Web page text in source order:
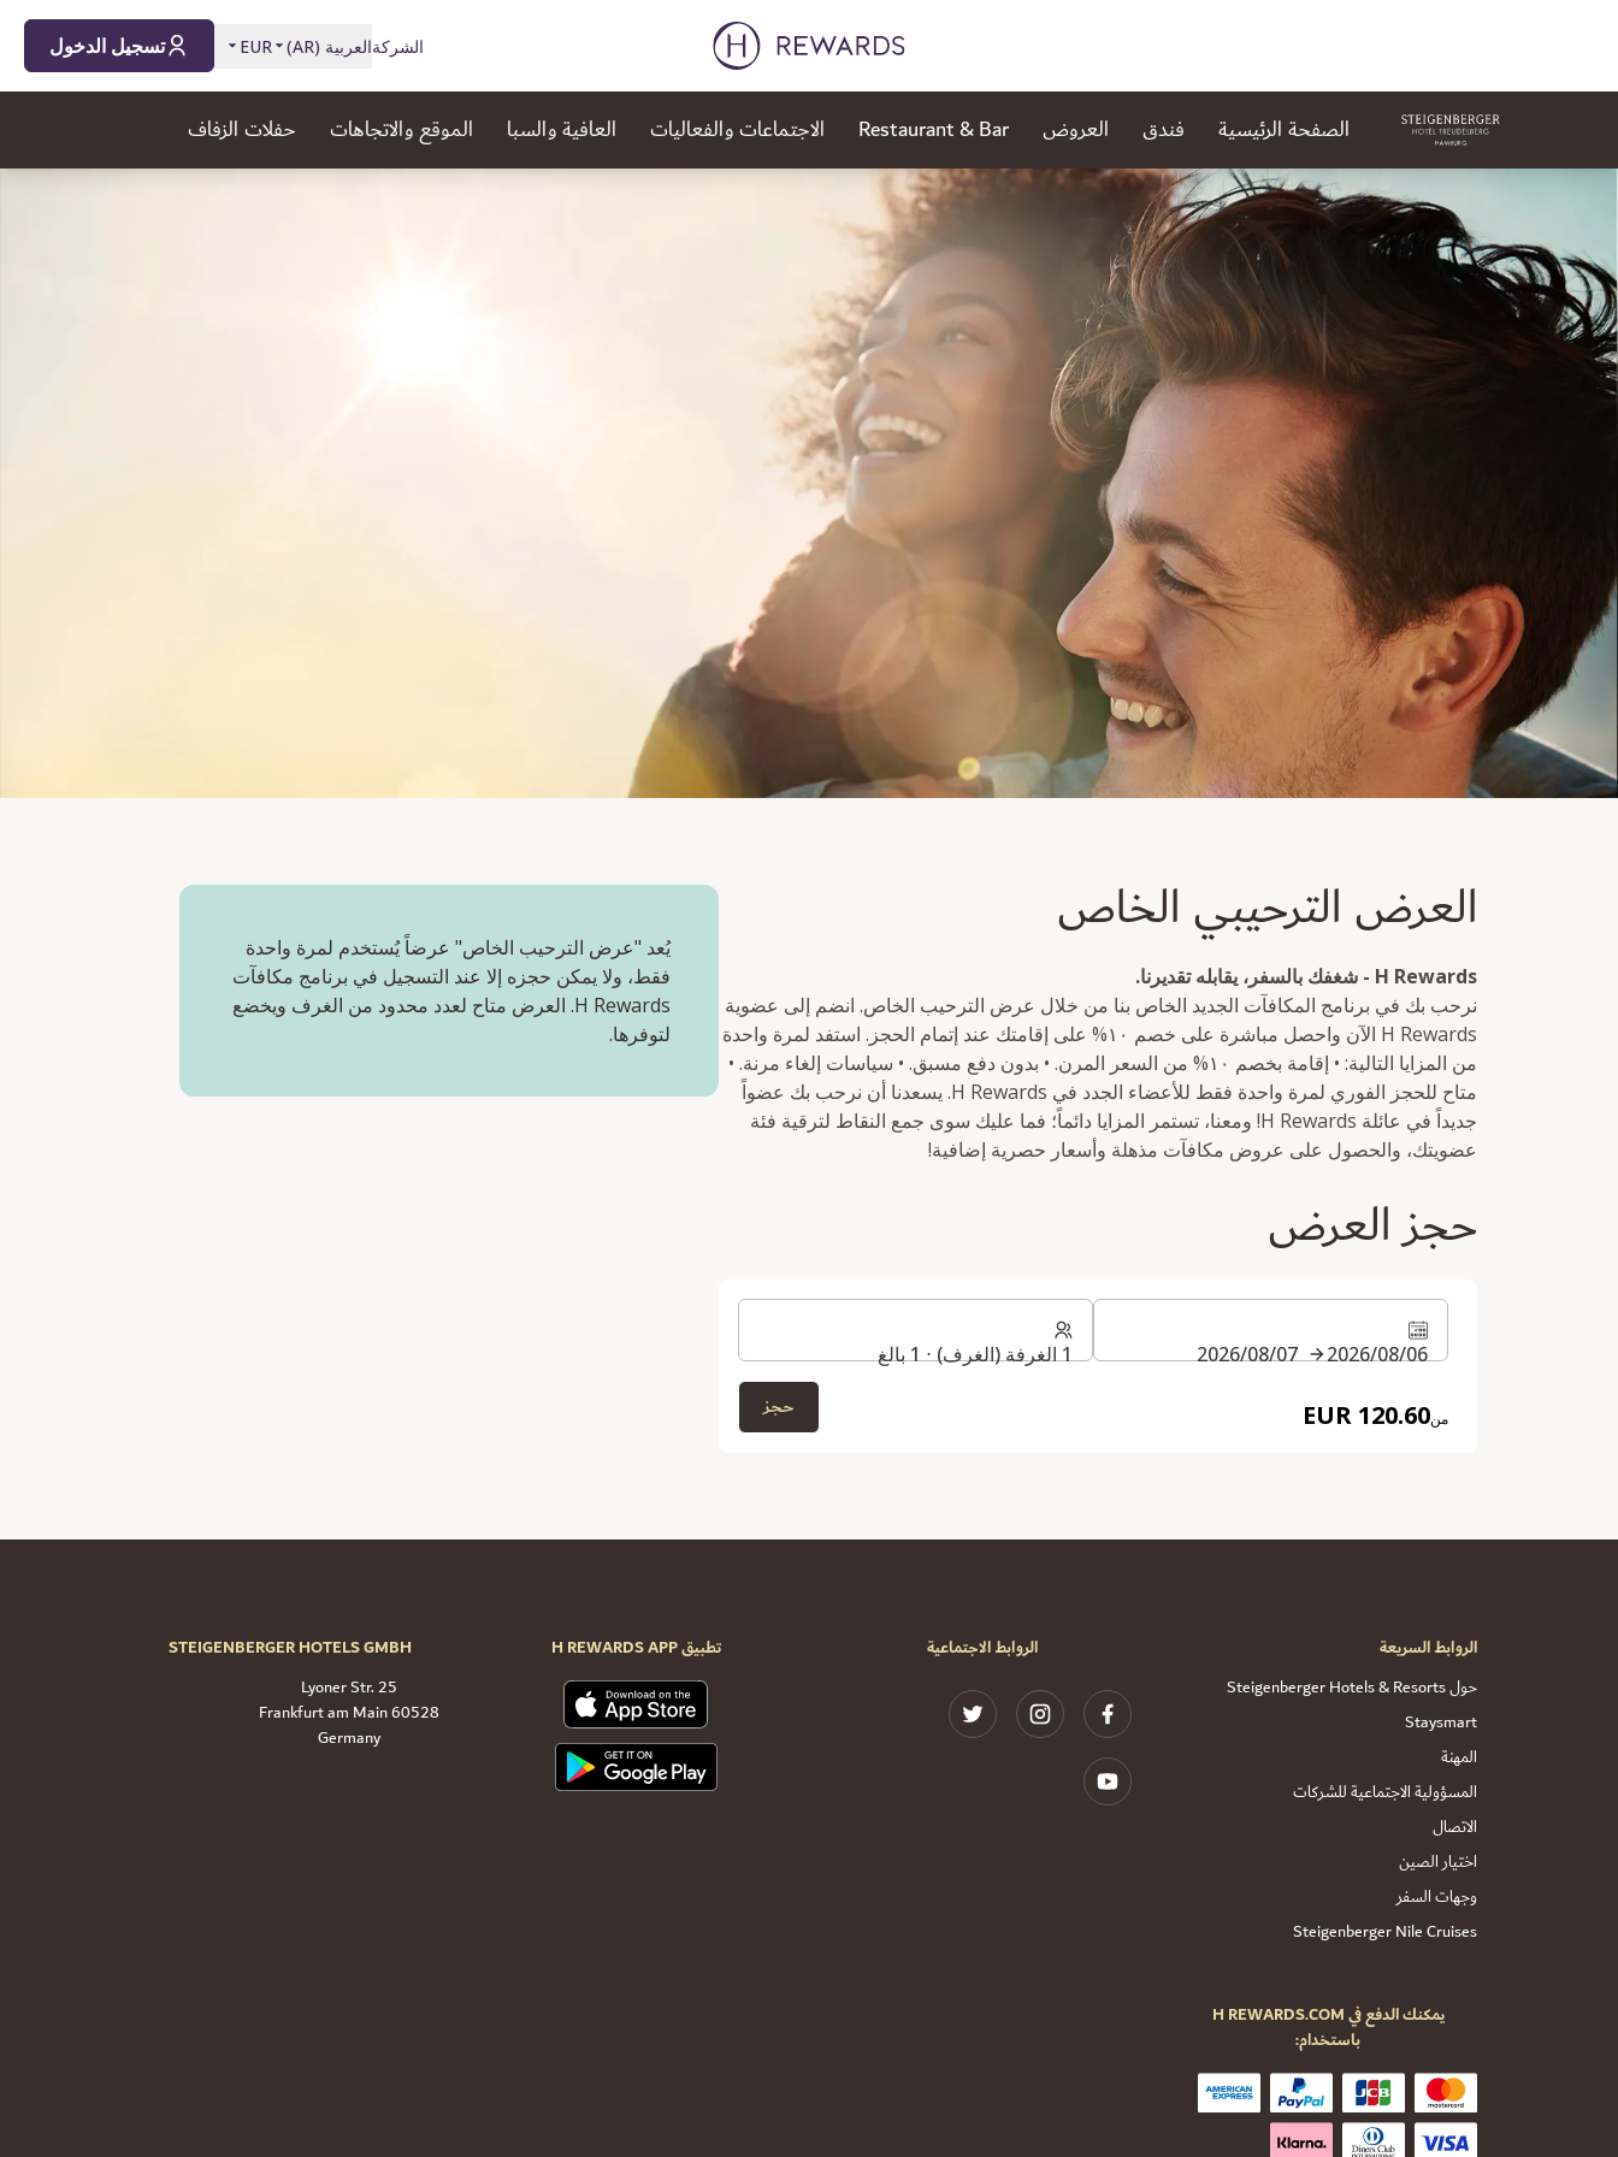
الشركةالعربية (
AR
)
EUR تسجيل الدخول
الصفحة الرئيسية فندق العروض Restaurant & Bar الاجتماعات والفعاليات العافية والسبا الموقع والاتجاهات حفلات الزفاف
العرض الترحيبي الخاص
H Rewards - شغفك بالسفر، يقابله تقديرنا.
نرحب بك في برنامج المكافآت الجديد الخاص بنا من خلال عرض الترحيب الخاص. انضم إلى عضوية
H Rewards الآن واحصل مباشرة على خصم ١٠% على إقامتك عند إتمام الحجز. استفد لمرة واحدة
من المزايا التالية: • إقامة بخصم ١٠% من السعر المرن. • بدون دفع مسبق. • سياسات إلغاء مرنة. •
متاح للحجز الفوري لمرة واحدة فقط للأعضاء الجدد في H Rewards. يسعدنا أن نرحب بك عضواً
جديداً في عائلة H Rewards! ومعنا، تستمر المزايا دائماً؛ فما عليك سوى جمع النقاط لترقية فئة
عضويتك، والحصول على عروض مكافآت مذهلة وأسعار حصرية إضافية!
حجز العرض
06‏/08‏/2026
07‏/08‏/2026
من120.60 EUR
1 الغرفة (الغرف) ⋅ 1 بالغ
حجز
يُعد "عرض الترحيب الخاص" عرضاً يُستخدم لمرة واحدة
فقط، ولا يمكن حجزه إلا عند التسجيل في برنامج مكافآت
H Rewards. العرض متاح لعدد محدود من الغرف ويخضع
لتوفرها.
الروابط السريعة
حول Steigenberger Hotels & Resorts
Staysmart
المهنة
المسؤولية الاجتماعية للشركات
الاتصال
اختيار الصين
وجهات السفر
Steigenberger Nile Cruises
الروابط الاجتماعية تطبيق H REWARDS APP
STEIGENBERGER HOTELS GMBH
Lyoner Str. 25
60528 Frankfurt am Main
Germany
يمكنك الدفع في H REWARDS.COM
باستخدام: